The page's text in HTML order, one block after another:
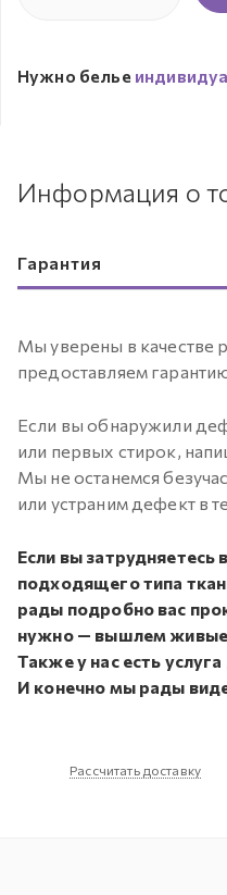
Нужно белье
Информация о
Гарантия
Мы уверены в качестве
предоставляем
Если вы обнаружили
или первых стирок,
Мы не останемся
или устраним дефект в
Если вы
подходящего типа
рады подробно вас
нужно — вышлем живые
Также у нас есть
И конечно мы рады
Рассчитать доставку